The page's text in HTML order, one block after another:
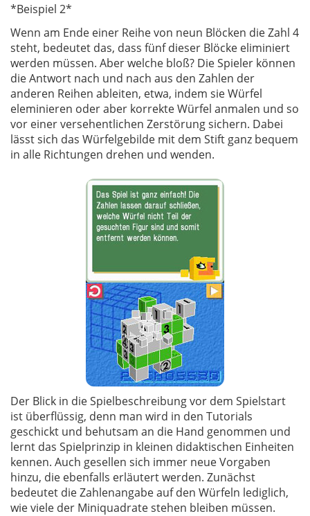
*Beispiel 2*
Wenn am Ende einer Reihe von neun Blöcken die Zahl 4
steht, bedeutet das, dass fünf dieser Blöcke eliminiert
werden müssen. Aber welche bloß? Die Spieler können
die Antwort nach und nach aus den Zahlen der
anderen Reihen ableiten, etwa, indem sie Würfel
eleminieren oder aber korrekte Würfel anmalen und so
vor einer versehentlichen Zerstörung sichern. Dabei
lässt sich das Würfelgebilde mit dem Stift ganz bequem
in alle Richtungen drehen und wenden.
Der Blick in die Spielbeschreibung vor dem Spielstart
ist überflüssig, denn man wird in den Tutorials
geschickt und behutsam an die Hand genommen und
lernt das Spielprinzip in kleinen didaktischen Einheiten
kennen. Auch gesellen sich immer neue Vorgaben
hinzu, die ebenfalls erläutert werden. Zunächst
bedeutet die Zahlenangabe auf den Würfeln lediglich,
wie viele der Miniquadrate stehen bleiben müssen.